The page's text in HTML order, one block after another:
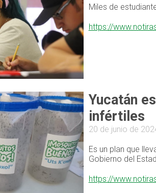
Miles de
https://
Yucatán
infértiles
20 de junio de
Es un plan que
Gobierno del
https://